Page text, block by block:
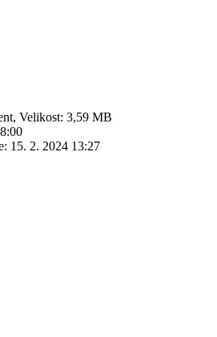
Velikost: 3,59 MB
15. 2. 2024 13:27